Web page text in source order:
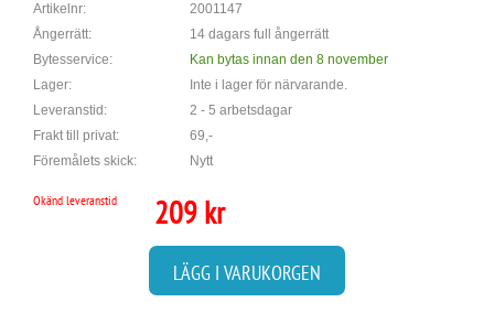
Artikelnr:
2001147
Ångerrätt:
14 dagars full ångerrätt
Bytesservice:
Kan bytas innan den 8 november
Lager:
Inte i lager för närvarande.
Leveranstid:
2 - 5 arbetsdagar
Frakt till privat:
69,-
Föremålets skick:
Nytt
Okänd leveranstid 209 kr
LÄGG I VARUKORGEN